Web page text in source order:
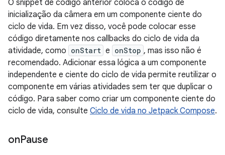
O snippet de código anterior coloca o código de
inicialização da câmera em um componente ciente do
ciclo de vida. Em vez disso, você pode colocar esse
código diretamente nos callbacks do ciclo de vida da
atividade, como onStart e onStop , mas isso não é
recomendado. Adicionar essa lógica a um componente
independente e ciente do ciclo de vida permite reutilizar o
componente em várias atividades sem ter que duplicar o
código. Para saber como criar um componente ciente do
ciclo de vida, consulte Ciclo de vida no Jetpack Compose.
onPause